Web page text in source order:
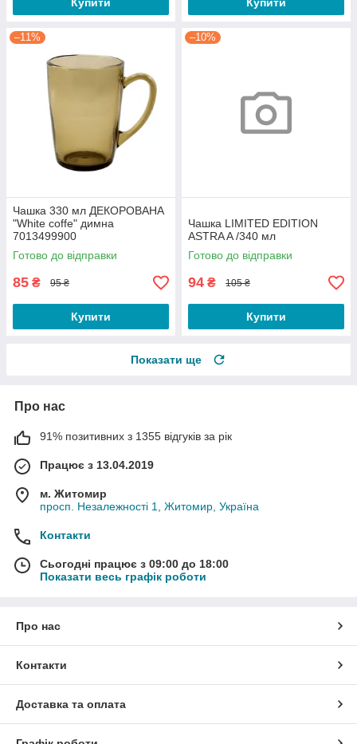
Купити Купити
–11%
Чашка 330 мл ДЕКОРОВАНА
"White coffe" димна
7013499900
Готово до відправки
85 ₴ 95 ₴
Купити
–10%
Чашка LIMITED EDITION
ASTRA A /340 мл
Готово до відправки
94 ₴ 105 ₴
Купити
Показати ще
Про нас
91% позитивних з 1355 відгуків за рік
Працює з 13.04.2019
м. Житомир
просп. Незалежності 1, Житомир, Україна
Контакти
Сьогодні працює з 09:00 до 18:00
Показати весь графік роботи
Про нас
Контакти
Доставка та оплата